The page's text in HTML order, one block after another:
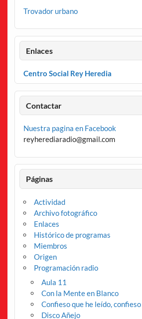
Trovador urbano
Enlaces
Centro Social Rey Heredia
Contactar
Nuestra pagina en Facebook
reyherediaradio@gmail.com
Páginas
Actividad
Archivo fotográfico
Enlaces
Histórico de programas
Miembros
Origen
Programación radio
Aula 11
Con la Mente en Blanco
Confieso que he leído,
Disco Añejo